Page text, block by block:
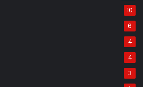
10
6
4
4
3